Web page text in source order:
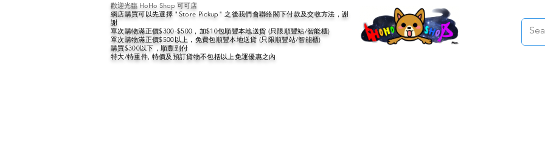
歡迎光臨 HoHo Shop 可可店
網店購買可以先選擇 "Store Pickup" 之後我們會聯絡閣下付款及交收方法，謝
謝
單次購物滿正價$300-$500，加$10包順豐本地送貨 (只限順豐站/智能櫃)
單次購物滿正價$500以上，免費包順豐本地送貨 (只限順豐站/智能櫃)
購買$300以下，順豐到付
特大/特重件, 特價及預訂貨物不包括以上免運優惠之內